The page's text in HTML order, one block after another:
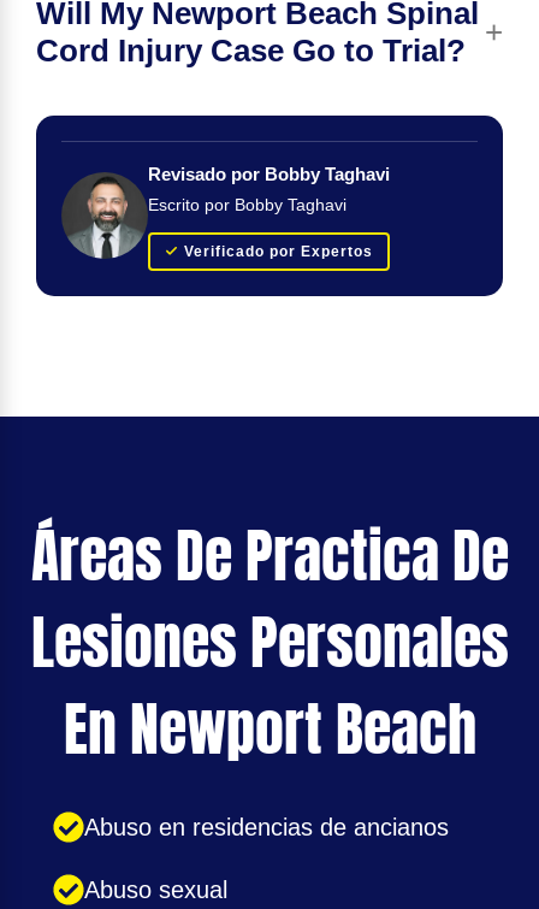
Will My Newport Beach Spinal
Cord Injury Case Go to Trial?
Revisado por Bobby Taghavi
Escrito por Bobby Taghavi
Verificado por Expertos
Áreas De Practica De
Lesiones Personales
En Newport Beach
Abuso en residencias de ancianos
Abuso sexual